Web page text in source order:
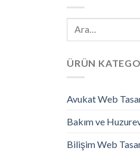
Ara:
ÜRÜN
Avukat Web
Bakım ve
Bilişim Web